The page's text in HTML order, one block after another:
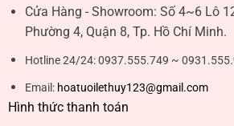
Cửa Hàng - Showroom: Số 4~6 Lô
Phường 4, Quận 8, Tp. Hồ Chí Minh.
Hotline 24/24:0937.555.749 ~
Email: hoatuoilethuy123@gmail.com
Hình thức thanh toán